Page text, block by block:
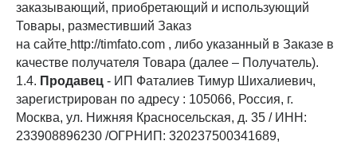
заказывающий, приобретающий и использующий
Товары, разместивший Заказ
на сайте http://timfato.com , либо указанный в Заказе в
качестве получателя Товара (далее – Получатель).
1.4. Продавец - ИП Фаталиев Тимур Шихалиевич,
зарегистрирован по адресу : 105066, Россия, г.
Москва, ул. Нижняя Красносельская, д. 35 / ИНН:
233908896230 /ОГРНИП: 320237500341689,